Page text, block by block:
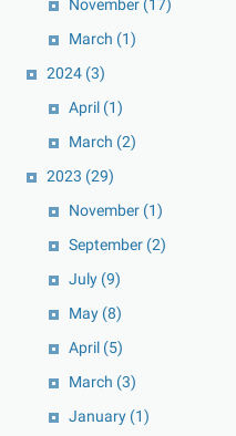
November (17)
March (1)
2024 (3)
April (1)
March (2)
2023 (29)
November (1)
September (2)
July (9)
May (8)
April (5)
March (3)
January (1)